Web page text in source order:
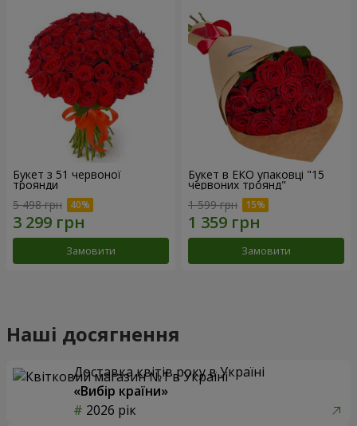
Букет з 51 червоної
троянди
5 498 грн
Замовити
Букет в ЕКО упаковці "15
червоних троянд"
1 599 грн
Замовити
Наші досягнення
Доставка квітів року в Україні
«Вибір країни»
2026 рік